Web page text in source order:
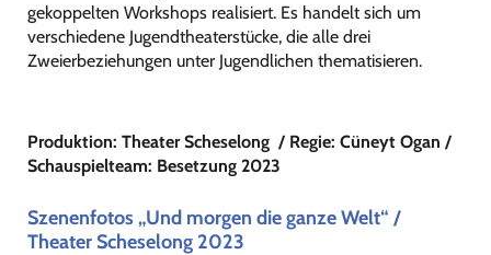
gekoppelten Workshops realisiert. Es handelt sich um
verschiedene Jugendtheaterstücke, die alle drei
Zweierbeziehungen unter Jugendlichen thematisieren.
Produktion: Theater Scheselong / Regie: Cüneyt Ogan /
Schauspielteam: Besetzung 2023
Szenenfotos „Und morgen die ganze Welt“ /
Theater Scheselong 2023